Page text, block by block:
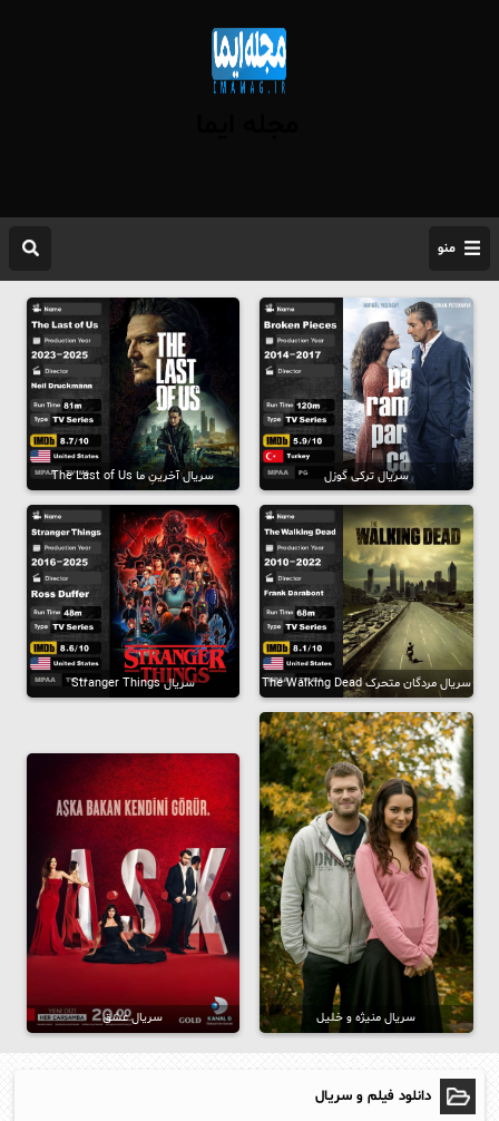
منو
سریال ترکی گوزل سریال آخرینِ ما The Last of Us
سریال مردگان متحرک The Walking Dead سریال Stranger Things
سریال منیژه و خلیل سریال عشق
دانلود فیلم و سریال